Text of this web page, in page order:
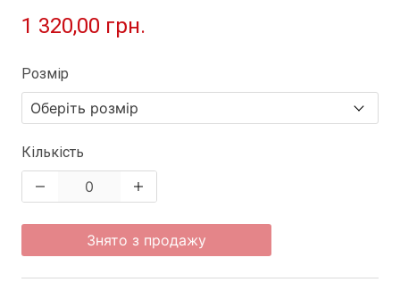
1 320,00 грн.
Розмір
Кількість
Знято з продажу